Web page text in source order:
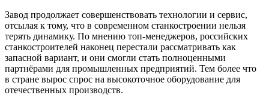
Завод продолжает совершенствовать технологии и сервис,
отсылая к тому, что в современном станкостроении нельзя
терять динамику. По мнению топ-менеджеров, российских
станкостроителей наконец перестали рассматривать как
запасной вариант, и они смогли стать полноценными
партнёрами для промышленных предприятий. Тем более что
в стране вырос спрос на высокоточное оборудование для
отечественных производств.